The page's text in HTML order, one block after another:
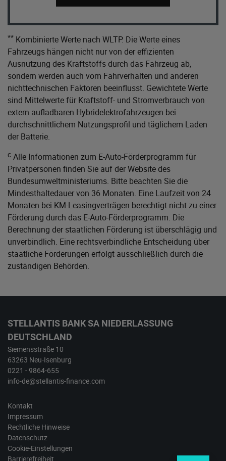
** Kombinierte Werte nach WLTP. Die Werte eines
Fahrzeugs hängen nicht nur von der effizienten
Ausnutzung des Kraftstoffs durch das Fahrzeug ab,
sondern werden auch vom Fahrverhalten und anderen
nichttechnischen Faktoren beeinflusst. Gewichtete Werte
sind Mittelwerte für Kraftstoff- und Stromverbrauch von
extern aufladbaren Hybridelektrofahrzeugen bei
durchschnittlichem Nutzungsprofil und täglichem Laden
der Batterie.
c Alle Informationen zum E-Auto-Förderprogramm für
Privatpersonen finden Sie auf der Website des
Bundesumweltministeriums. Bitte beachten Sie die
Mindesthaltedauer von 36 Monaten. Eine Laufzeit von 24
Monaten bei KM-Leasingverträgen berechtigt nicht zu einer
Förderung durch das E-Auto-Förderprogramm. Die
Berechnung der staatlichen Förderung ist überschlägig und
unverbindlich. Eine rechtsverbindliche Entscheidung über
staatliche Förderungen erfolgt ausschließlich durch die
zuständigen Behörden.
STELLANTIS BANK SA NIEDERLASSUNG
DEUTSCHLAND
Siemensstraße 10
63263 Neu-Isenburg
0221 - 9864-655
info-de@stellantis-finance.com
Kontakt
Impressum
Rechtliche Hinweise
Datenschutz
Cookie-Einstellungen
Barrierefreiheit